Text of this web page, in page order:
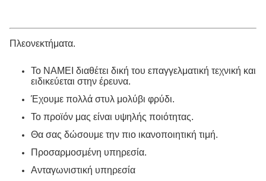
Πλεονεκτήματα.
Το NAMEI διαθέτει δική του επαγγελματική τεχνική και
ειδικεύεται στην έρευνα.
Έχουμε πολλά στυλ μολύβι φρύδι.
Το προϊόν μας είναι υψηλής ποιότητας.
Θα σας δώσουμε την πιο ικανοποιητική τιμή.
Προσαρμοσμένη υπηρεσία.
Ανταγωνιστική υπηρεσία